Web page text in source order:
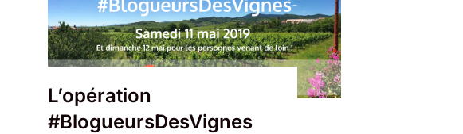
L’opération
#BlogueursDesVignes